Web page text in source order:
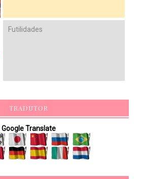
Futilidades
TRADUTOR
Google Translate